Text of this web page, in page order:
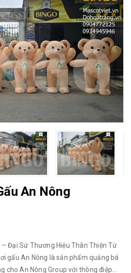
An Nông
– Đại Sứ Thương Hiệu Thân Thiện Từ
cho An Nông Group với thông điệp